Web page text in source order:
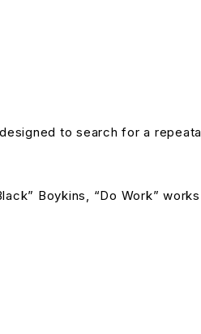
to search for a
Boykins, “Do Work”